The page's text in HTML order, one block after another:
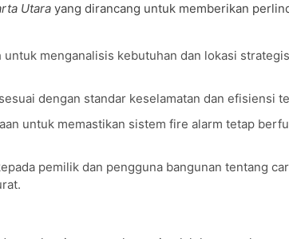
Utarayang dirancang untuk memberikan
menganalisis kebutuhan dan lokasi strategis
dengan standar keselamatan dan efisiensi
untuk memastikan sistem fire alarm tetap
pemilik dan pengguna bangunan tentang